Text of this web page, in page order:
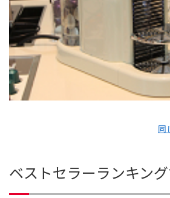
同
ベストセラーランキン